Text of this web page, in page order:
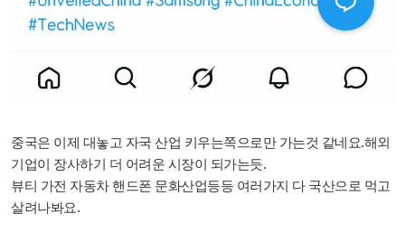
중국은 이제 대놓고 자국 산업 키우는쪽으로만 가는것 같네요.해외
기업이 장사하기 더 어려운 시장이 되가는듯.
뷰티 가전 자동차 핸드폰 문화산업등등 여러가지 다 국산으로 먹고
살려나봐요.